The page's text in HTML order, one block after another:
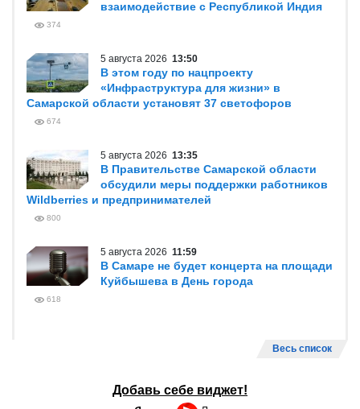
взаимодействие с Республикой Индия
374
5 августа 2026 13:50
В этом году по нацпроекту
«Инфраструктура для жизни» в
Самарской области установят 37 светофоров
674
5 августа 2026 13:35
В Правительстве Самарской области
обсудили меры поддержки работников
Wildberries и предпринимателей
800
5 августа 2026 11:59
В Самаре не будет концерта на площади
Куйбышева в День города
618
Весь список
Добавь себе виджет!